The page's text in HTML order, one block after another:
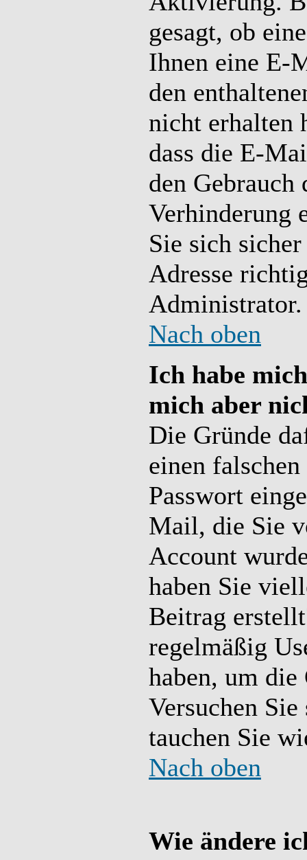
gesagt, ob
Ihnen eine E-
den
nicht erhalten
dass die E-
den
Verhinderung
Sie sich
Adresse
Administrator.
Nach oben
Ich habe
mich aber
Die Gründe
einen
Passwort
Mail, die Sie
Account
haben Sie
Beitrag
regelmäßig
haben, um
Versuchen
tauchen Sie
Nach oben
Wie ändere